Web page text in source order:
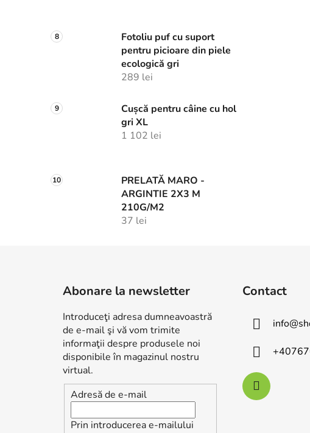
Fotoliu puf cu suport
pentru picioare din piele
ecologică gri
289 lei
Cușcă pentru câine cu hol
gri XL
1 102 lei
PRELATĂ MARO -
ARGINTIE 2X3 M
210G/M2
37 lei
Abonare la newsletter
Introduceţi adresa dumneavoastră
de e-mail şi vă vom trimite
informaţii despre produsele noi
disponibile în magazinul nostru
virtual.
Adresă de e-mail
Prin introducerea e-mailului
Contact
info@